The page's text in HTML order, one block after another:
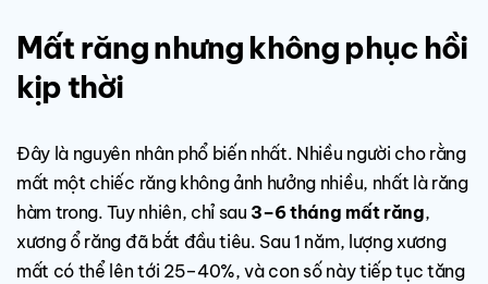
Mất răng nhưng không phục hồi
kịp thời
Đây là nguyên nhân phổ biến nhất. Nhiều người cho rằng
mất một chiếc răng không ảnh hưởng nhiều, nhất là răng
hàm trong. Tuy nhiên, chỉ sau 3–6 tháng mất răng,
xương ổ răng đã bắt đầu tiêu. Sau 1 năm, lượng xương
mất có thể lên tới 25–40%, và con số này tiếp tục tăng